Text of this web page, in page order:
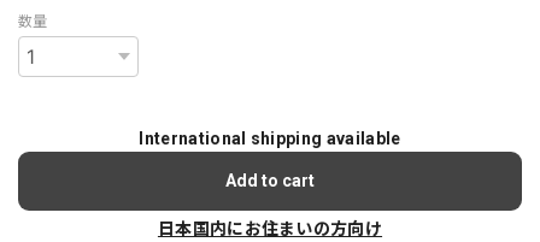
数量
International shipping available
Add to cart
日本国内にお住まいの方向け